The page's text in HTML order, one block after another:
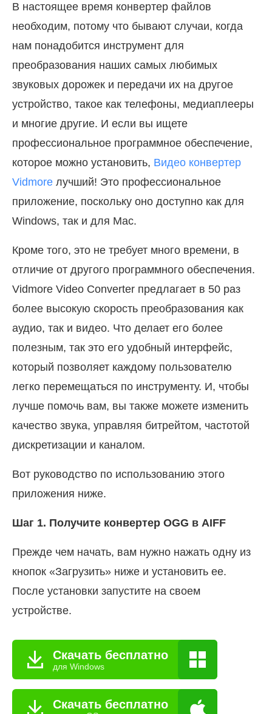
В настоящее время конвертер файлов
необходим, потому что бывают случаи, когда
нам понадобится инструмент для
преобразования наших самых любимых
звуковых дорожек и передачи их на другое
устройство, такое как телефоны, медиаплееры
и многие другие. И если вы ищете
профессиональное программное обеспечение,
которое можно установить, Видео конвертер
Vidmore лучший! Это профессиональное
приложение, поскольку оно доступно как для
Windows, так и для Mac.
Кроме того, это не требует много времени, в
отличие от другого программного обеспечения.
Vidmore Video Converter предлагает в 50 раз
более высокую скорость преобразования как
аудио, так и видео. Что делает его более
полезным, так это его удобный интерфейс,
который позволяет каждому пользователю
легко перемещаться по инструменту. И, чтобы
лучше помочь вам, вы также можете изменить
качество звука, управляя битрейтом, частотой
дискретизации и каналом.
Вот руководство по использованию этого
приложения ниже.
Шаг 1. Получите конвертер OGG в AIFF
Прежде чем начать, вам нужно нажать одну из
кнопок «Загрузить» ниже и установить ее.
После установки запустите на своем
устройстве.
Скачать бесплатно
для Windows
Скачать бесплатно